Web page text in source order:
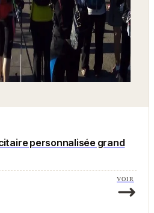
personnalisée grand
VOIR